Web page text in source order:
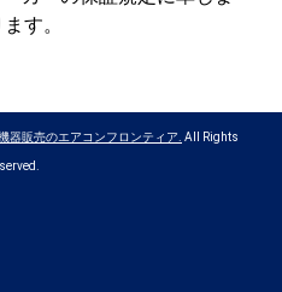
す。
器販売のエアコンフロンティア. All Rights